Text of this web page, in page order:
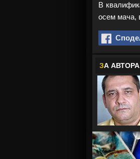
В
осем мача,
ЗА АВТОРА